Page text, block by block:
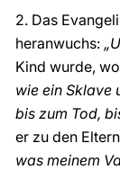
2. Das
heranwuchs:
Kind wurde,
wie ein Sklave
bis zum Tod,
er zu den
was meinem